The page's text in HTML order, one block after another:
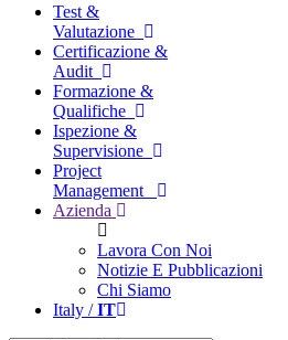
Test &
Valutazione
Certificazione &
Audit
Formazione &
Qualifiche
Ispezione &
Supervisione
Project
Management
Azienda
Lavora Con Noi
Notizie E Pubblicazioni
Chi Siamo
Italy /IT